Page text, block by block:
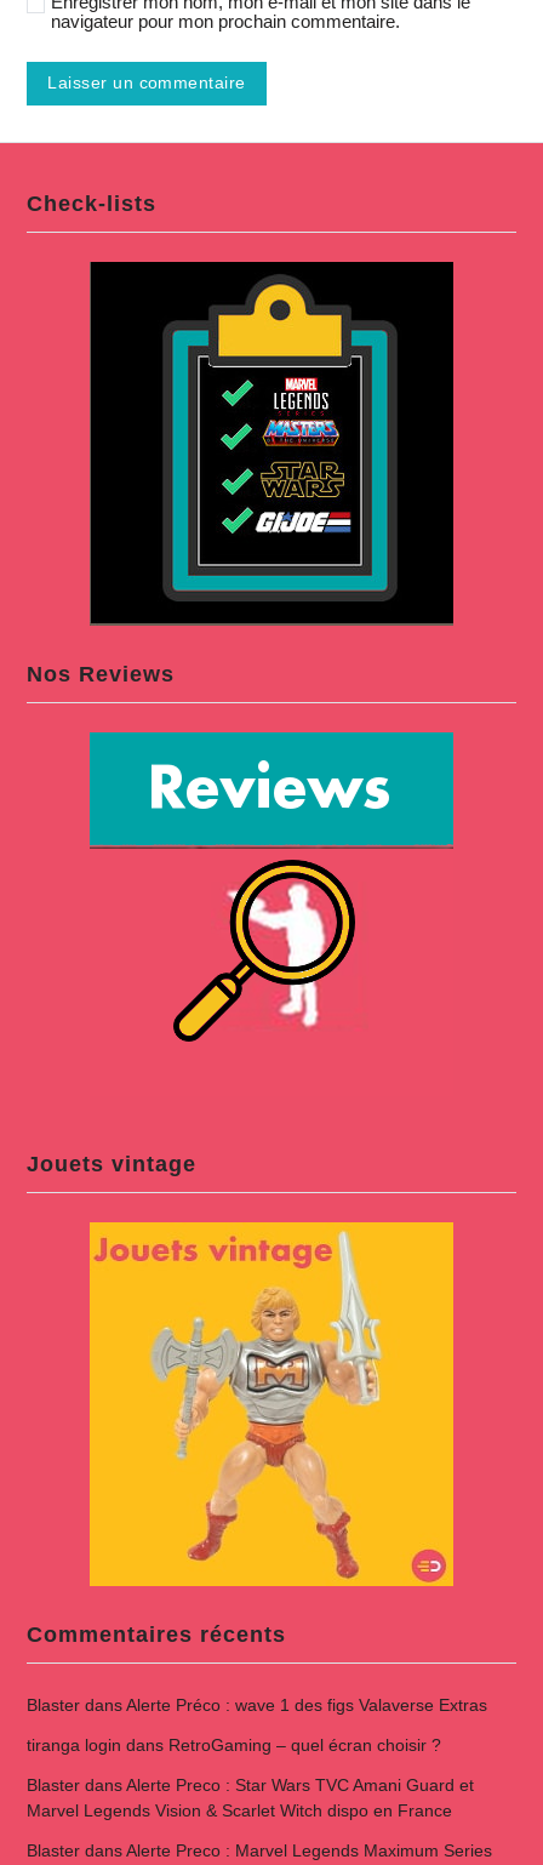
navigateur pour mon prochain commentaire.
Check-lists
Nos Reviews
Jouets vintage
Commentaires récents
BlasterdansAlerte Préco : wave 1 des figs Valaverse Extras
tiranga login dans RetroGaming – quel écran choisir ?
BlasterdansAlerte Preco : Star Wars TVC Amani Guard et
Marvel Legends Vision & Scarlet Witch dispo en France
BlasterdansAlerte Preco : Marvel Legends Maximum Series